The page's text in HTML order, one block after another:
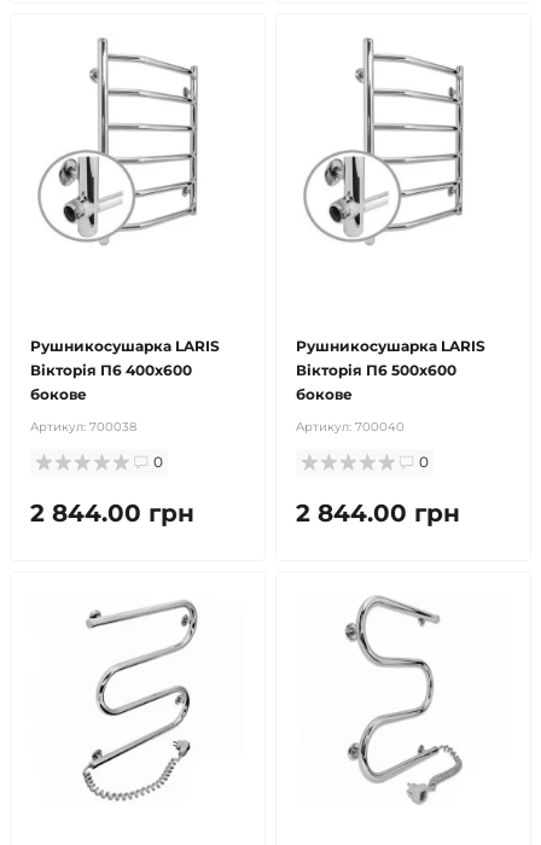
Рушникосушарка LARIS
Вікторія П6 400х600
бокове
Артикул: 700038
0
2 844.00 грн
Рушникосушарка LARIS
Вікторія П6 500х600
бокове
Артикул: 700040
0
2 844.00 грн